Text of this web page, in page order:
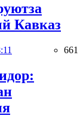
Кавказ
661